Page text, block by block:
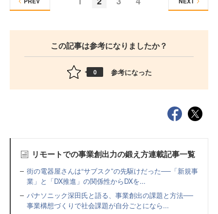
この記事は参考になりましたか？
0 参考になった
リモートでの事業創出力の鍛え方連載記事一覧
街の電器屋さんは“サブスク”の先駆けだった──「新規事
業」と「DX推進」の関係性からDXを...
パナソニック深田氏と語る、事業創出の課題と方法──
事業構想づくりで社会課題が自分ごとになら...